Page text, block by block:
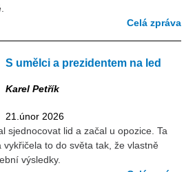
Celá zpráva
S umělci a prezidentem na led
Karel Petřík
21.únor 2026
sjednocovat lid a začal u opozice. Ta
to do světa tak, že vlastně
výsledky.